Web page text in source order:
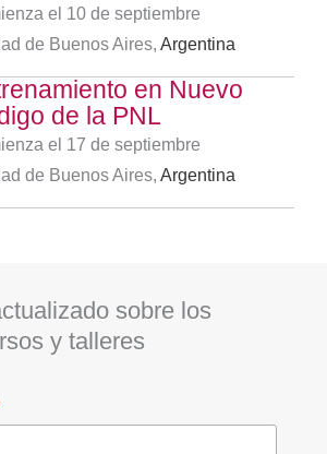
el 10 de septiembre
de Buenos Aires, Argentina
en Nuevo
de la PNL
el 17 de septiembre
de Buenos Aires, Argentina
sobre los
y talleres